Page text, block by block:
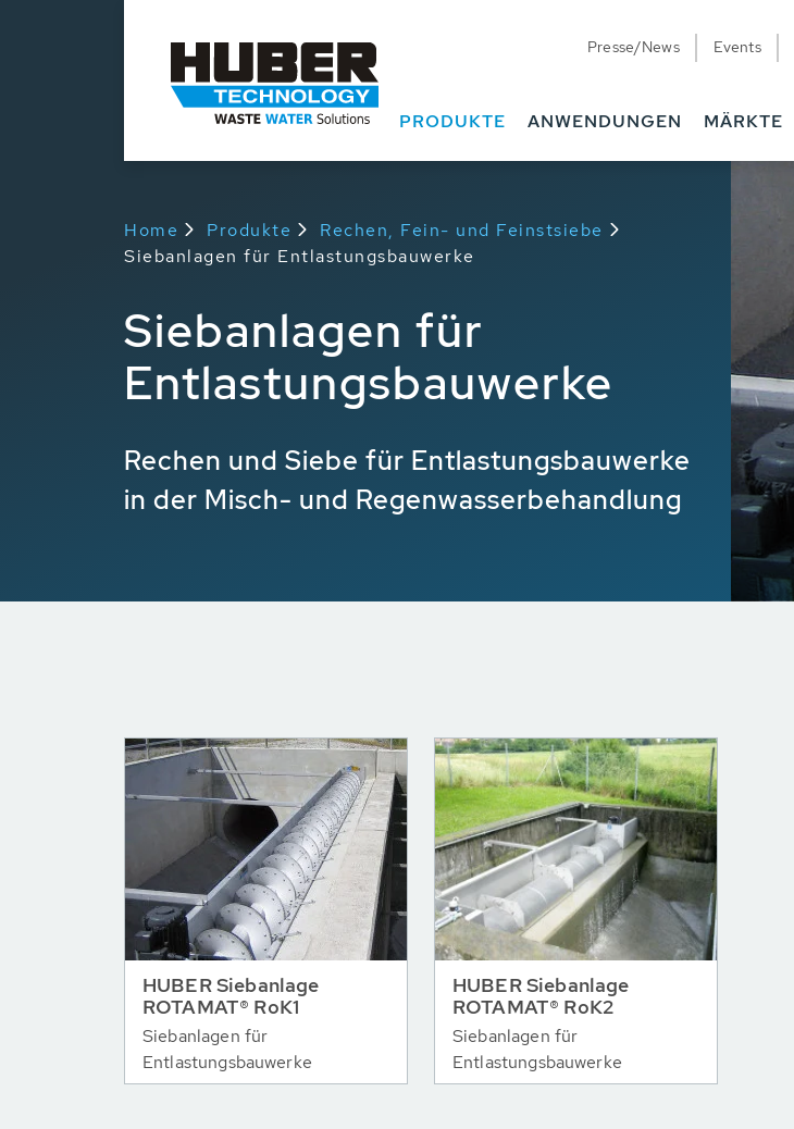
Presse/News Events
PRODUKTE ANWENDUNGEN MÄRKTE
Home Produkte
Rechen, Fein- und Feinstsiebe
Siebanlagen für Entlastungsbauwerke
Siebanlagen für
Entlastungsbauwerke
Rechen und Siebe für Entlastungsbauwerke
in der Misch- und Regenwasserbehandlung
HUBER Siebanlage
ROTAMAT® RoK1
Siebanlagen für
Entlastungsbauwerke
HUBER Siebanlage
ROTAMAT® RoK2
Siebanlagen für
Entlastungsbauwerke